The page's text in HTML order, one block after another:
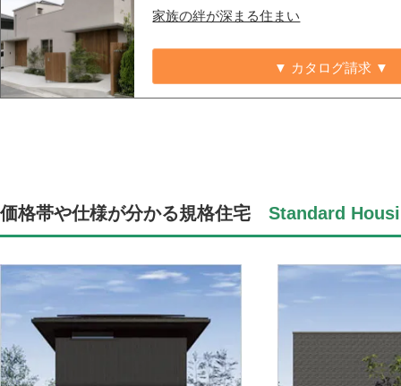
家族の絆が深まる住まい
▼ カタログ請求 ▼
価格帯や仕様が分かる規格住宅 Standard